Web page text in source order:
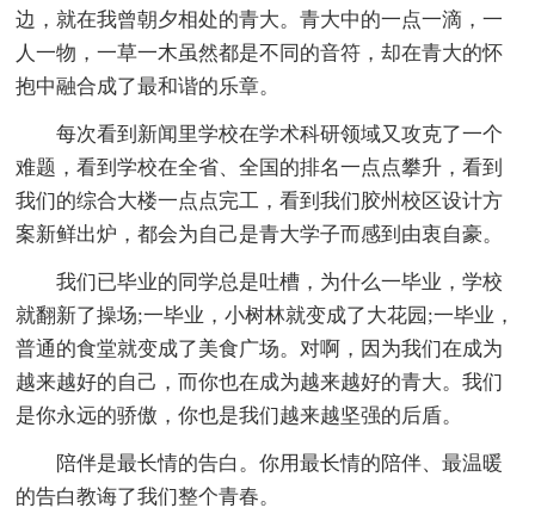
边，就在我曾朝夕相处的青大。青大中的一点一滴，一
人一物，一草一木虽然都是不同的音符，却在青大的怀
抱中融合成了最和谐的乐章。
每次看到新闻里学校在学术科研领域又攻克了一个
难题，看到学校在全省、全国的排名一点点攀升，看到
我们的综合大楼一点点完工，看到我们胶州校区设计方
案新鲜出炉，都会为自己是青大学子而感到由衷自豪。
我们已毕业的同学总是吐槽，为什么一毕业，学校
就翻新了操场;一毕业，小树林就变成了大花园;一毕业，
普通的食堂就变成了美食广场。对啊，因为我们在成为
越来越好的自己，而你也在成为越来越好的青大。我们
是你永远的骄傲，你也是我们越来越坚强的后盾。
陪伴是最长情的告白。你用最长情的陪伴、最温暖
的告白教诲了我们整个青春。